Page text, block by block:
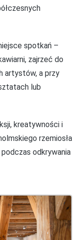
spotkań –
zajrzeć do
artystów, a przy
lub
kreatywności i
rzemiosła
odkrywania